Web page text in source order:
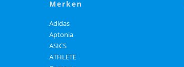
merken
Adidas
Aptonia
ASICS
ATHLETE